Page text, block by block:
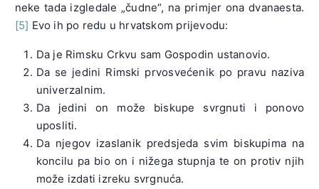
neke tada izgledale „čudne“, na primjer ona dvanaesta.
[5] Evo ih po redu u hrvatskom prijevodu:
Da je Rimsku Crkvu sam Gospodin ustanovio.
Da se jedini Rimski prvosvećenik po pravu naziva
univerzalnim.
Da jedini on može biskupe svrgnuti i ponovo
uposliti.
Da njegov izaslanik predsjeda svim biskupima na
koncilu pa bio on i nižega stupnja te on protiv njih
može izdati izreku svrgnuća.